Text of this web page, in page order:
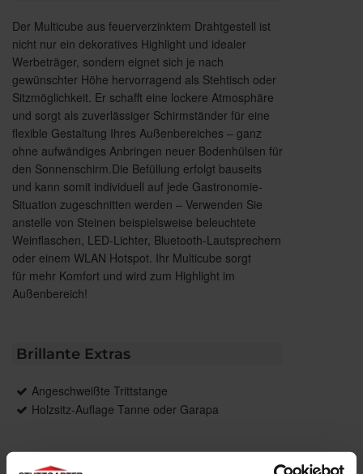
Der Multicube aus feuerverzinktem Drahtgestell ist
nicht nur ein dekoratives Highlight und idealer
Werbeträger, sondern eignet sich je nach
gewünschter Höhe hervorragend als Stehtisch oder
Sitzmöglichkeit. Er schafft eine lockere Atmosphäre
und sorgt als zuverlässiger Schirmständer für eine
flexible Gestaltung Ihres Außenbereiches – ganz
ohne aufwändiges Anbringen neuer Bodenhülsen für
den Sonnenschirm.Die Befüllung erfolgt bauseits
und kann somit individuell auf jede Gastronomie-
Situation zugeschnitten werden – Verwenden Sie
anstelle von Steinen beispielsweise beleuchtete
Weinflaschen, LED-Lichter, Bluetooth-Lautsprechern
oder einem WLAN Hotspot. Ihr Multicube sorgt
für mehr Komfort und wird zum Highlight im
Außenbereich!
Brillante Extras
Angeschweißte Trittstange
Holzsitz-Auflage Tanne oder Garapa